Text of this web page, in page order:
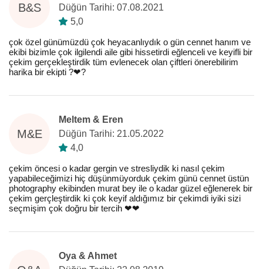
B&S
Düğün Tarihi: 07.08.2021
5,0
çok özel günümüzdü çok heyacanlıydık o gün cennet hanım ve
ekibi bizimle çok ilgilendi aile gibi hissetirdi eğlenceli ve keyifli bir
çekim gerçekleştirdik tüm evlenecek olan çiftleri önerebilirim
harika bir ekipti ?❤️?
M&E
Meltem & Eren
Düğün Tarihi: 21.05.2022
4,0
çekim öncesi o kadar gergin ve stresliydik ki nasıl çekim
yapabileceğimizi hiç düşünmüyorduk çekim günü cennet üstün
photography ekibinden murat bey ile o kadar güzel eğlenerek bir
çekim gerçleştirdik ki çok keyif aldığımız bir çekimdi iyiki sizi
seçmişim çok doğru bir tercih ❤️❤️
Oya & Ahmet